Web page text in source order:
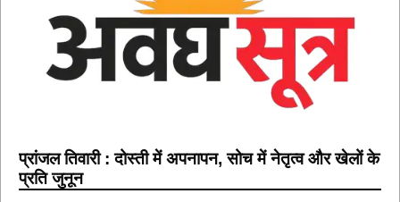
प्रांजल तिवारी : दोस्ती में अपनापन, सोच में नेतृत्व और खेलों के
प्रति जुनून